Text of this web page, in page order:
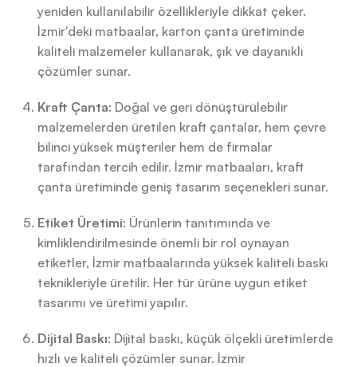
yeniden kullanılabilir özellikleriyle dikkat çeker.
İzmir'deki matbaalar, karton çanta üretiminde
kaliteli malzemeler kullanarak, şık ve dayanıklı
çözümler sunar.
Kraft Çanta: Doğal ve geri dönüştürülebilir
malzemelerden üretilen kraft çantalar, hem çevre
bilinci yüksek müşteriler hem de firmalar
tarafından tercih edilir. İzmir matbaaları, kraft
çanta üretiminde geniş tasarım seçenekleri sunar.
Etiket Üretimi: Ürünlerin tanıtımında ve
kimliklendirilmesinde önemli bir rol oynayan
etiketler, İzmir matbaalarında yüksek kaliteli baskı
teknikleriyle üretilir. Her tür ürüne uygun etiket
tasarımı ve üretimi yapılır.
Dijital Baskı: Dijital baskı, küçük ölçekli üretimlerde
hızlı ve kaliteli çözümler sunar. İzmir